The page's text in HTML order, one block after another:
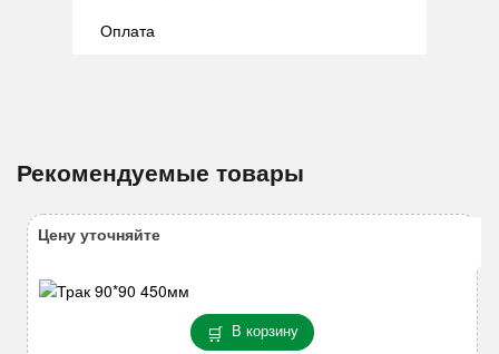
Оплата
Рекомендуемые товары
В корзину
Цену уточняйте